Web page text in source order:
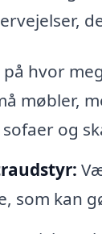
hvor
møbler,
og
som kan